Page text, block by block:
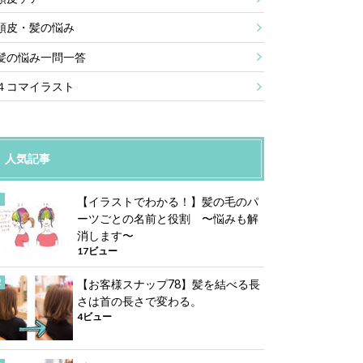
皮・髪の悩み
の悩み一問一答
コマイラスト
人気記事
【イラストでわかる！】髪の毛のパ
ーツごとの名前と役割 〜悩みも解
消します〜
17ビュー
【お客様スナップ78】髪を結べる長
さは首の長さで変わる。
4ビュー